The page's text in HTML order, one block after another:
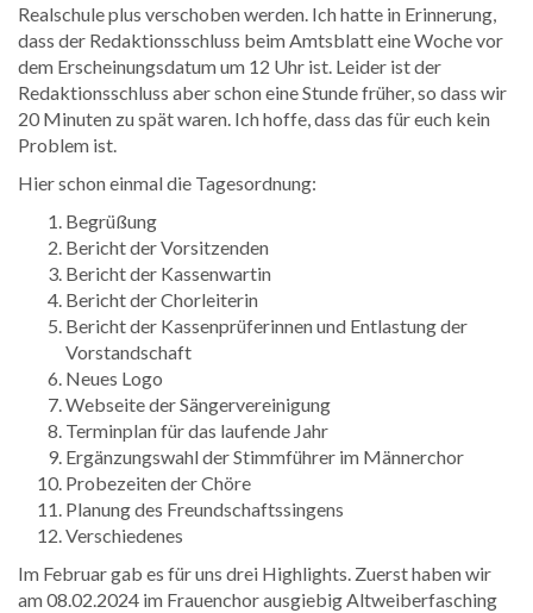
Realschule plus verschoben werden. Ich hatte in Erinnerung,
dass der Redaktionsschluss beim Amtsblatt eine Woche vor
dem Erscheinungsdatum um 12 Uhr ist. Leider ist der
Redaktionsschluss aber schon eine Stunde früher, so dass wir
20 Minuten zu spät waren. Ich hoffe, dass das für euch kein
Problem ist.
Hier schon einmal die Tagesordnung:
Begrüßung
Bericht der Vorsitzenden
Bericht der Kassenwartin
Bericht der Chorleiterin
Bericht der Kassenprüferinnen und Entlastung der
Vorstandschaft
Neues Logo
Webseite der Sängervereinigung
Terminplan für das laufende Jahr
Ergänzungswahl der Stimmführer im Männerchor
Probezeiten der Chöre
Planung des Freundschaftssingens
Verschiedenes
Im Februar gab es für uns drei Highlights. Zuerst haben wir
am 08.02.2024 im Frauenchor ausgiebig Altweiberfasching